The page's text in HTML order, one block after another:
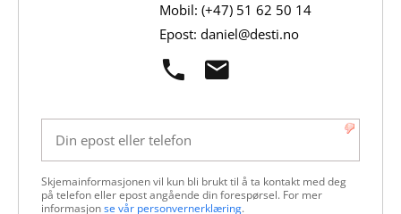
Mobil: (+47) 51 62 50 14
Epost: daniel@desti.no
Skjemainformasjonen vil kun bli brukt til å ta kontakt med deg
på telefon eller epost angående din forespørsel. For mer
informasjon se vår personvernerklæring.